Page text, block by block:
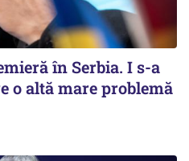
în Serbia. I s-a
o altă mare problemă